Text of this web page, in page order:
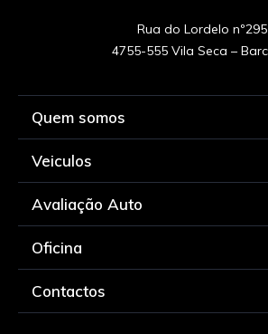
Rua do Lordelo nº295
Quem somos
Veiculos
Avaliação Auto
Oficina
Contactos